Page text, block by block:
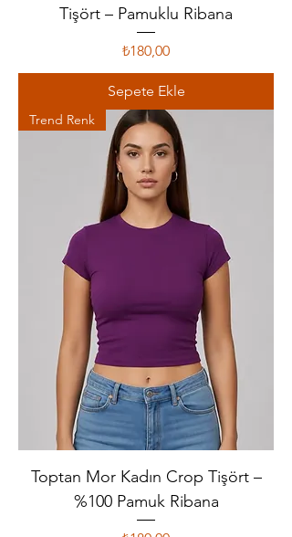
Tişört – Pamuklu Ribana
Fiyat
₺180,00
Sepete Ekle
Trend Renk
Toptan Mor Kadın Crop Tişört –
%100 Pamuk Ribana